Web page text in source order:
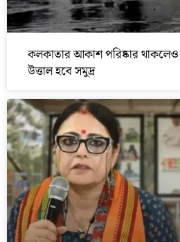
কলকাতার আকাশ পরিষ্কার থাকলেও
উত্তাল হবে সমুদ্র